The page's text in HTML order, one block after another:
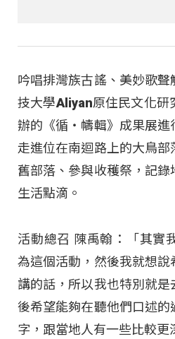
吟唱排灣族古謠、美妙歌
技大學Aliyan原住民文化研
辦的《循‧幬輯》成果展進
走進位在南迴路上的大鳥
舊部落、參與收穫祭，記
生活點滴。
活動總召 陳禹翰：「其實
為這個活動，然後我就想說
講的話，所以我也特別就
後希望能夠在聽他們口述
字，跟當地人有一些比較更